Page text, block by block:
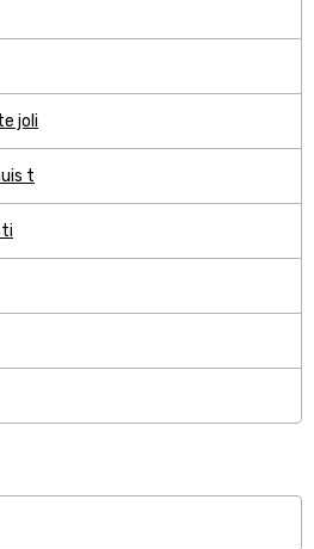
joli
t